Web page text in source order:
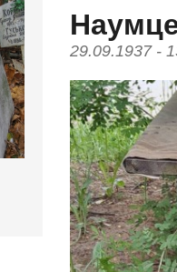
29.09.1937 -